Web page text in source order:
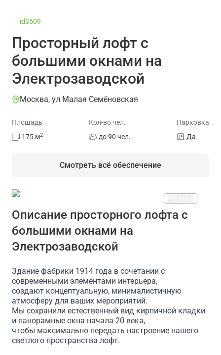
id3509
Просторный лофт с
большими окнами на
Электрозаводской
Москва, ул Малая Семёновская
Площадь
175 м2
Кол-во чел.
до 90 чел.
Парковка
Да
Смотреть всё обеспечение
Проектор Доступ в интернет/Wi-Fi
Описание просторного лофта с
большими окнами на
Электрозаводской
Здание фабрики 1914 года в сочетании с
современными элементами интерьера,
создают концептуальную, минималистичную
атмосферу для ваших мероприятий.
Мы сохранили естественный вид кирпичной кладки
и панорамные окна начала 20 века,
чтобы максимально передать настроение нашего
светлого пространства лофт.